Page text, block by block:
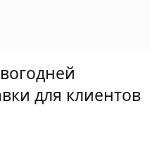
для клиентов